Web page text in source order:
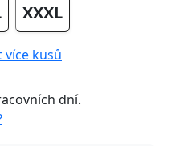
XXXL
více kusů
dní.